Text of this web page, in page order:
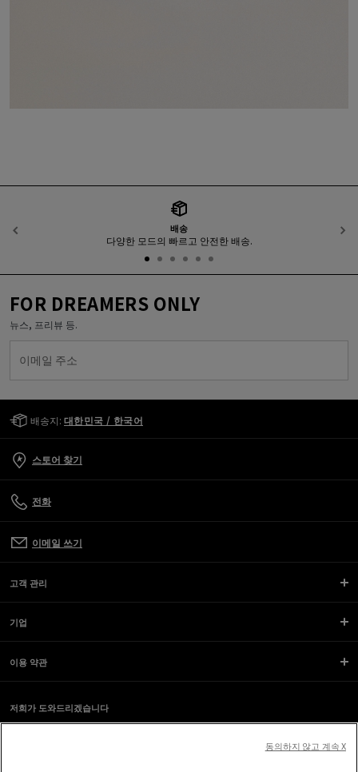
배송
다양한 모드의 빠르고 안전한 배송.
이전
FOR DREAMERS ONLY
뉴스, 프리뷰 등.
이메일 주소
배송지: 대한민국 / 한국어
스토어 찾기
전화
이메일 쓰기
고객 관리
기업
이용 약관
저희가 도와드리겠습니다
스크린 리더를 사용하는 도중 문제가 생겼나요?
동의하지 않고 계속 X